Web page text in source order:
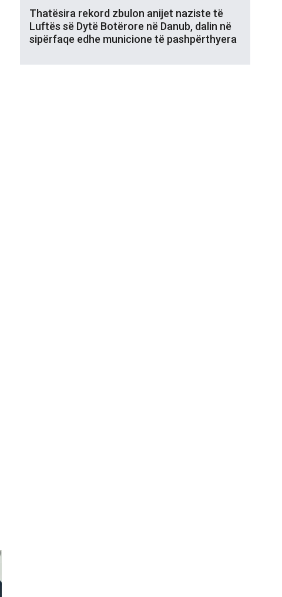
Thatësira rekord zbulon anijet naziste të
Luftës së Dytë Botërore në Danub, dalin në
sipërfaqe edhe municione të pashpërthyera